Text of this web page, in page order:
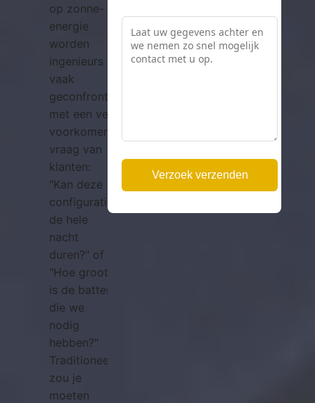
op zonne-
energie
worden
ingenieurs
vaak
geconfronteerd
met een veel
voorkomende
vraag van
klanten:
"Kan deze
configuratie
de hele
nacht
duren?" of
"Hoe groot
is de batterij
die we
nodig
hebben?"
Traditioneel
zou je
moeten